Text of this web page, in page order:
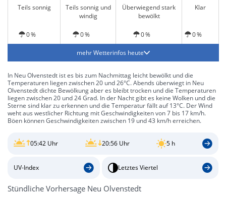
Teils sonnig
Teils sonnig und
windig
Überwiegend stark
bewölkt
Klar
0 % 0 % 0 % 0 %
mehr Wetterinfos heute
In Neu Olvenstedt ist es bis zum Nachmittag leicht bewölkt und die
Temperaturen liegen zwischen 20 und 26°C. Abends überwiegt in Neu
Olvenstedt dichte Bewölkung aber es bleibt trocken und die Temperaturen
liegen zwischen 20 und 24 Grad. In der Nacht gibt es keine Wolken und die
Sterne sind klar zu erkennen und die Temperatur fällt auf 13°C. Der Wind
weht aus westlicher Richtung mit Geschwindigkeiten von 7 bis 17 km/h.
Böen können Geschwindigkeiten zwischen 19 und 43 km/h erreichen.
05:42 Uhr 20:56 Uhr 5 h
UV-Index Letztes Viertel
Stündliche Vorhersage Neu Olvenstedt